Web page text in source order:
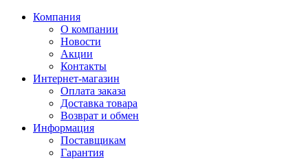
Компания
О компании
Новости
Акции
Контакты
Интернет-магазин
Оплата заказа
Доставка товара
Возврат и обмен
Информация
Поставщикам
Гарантия